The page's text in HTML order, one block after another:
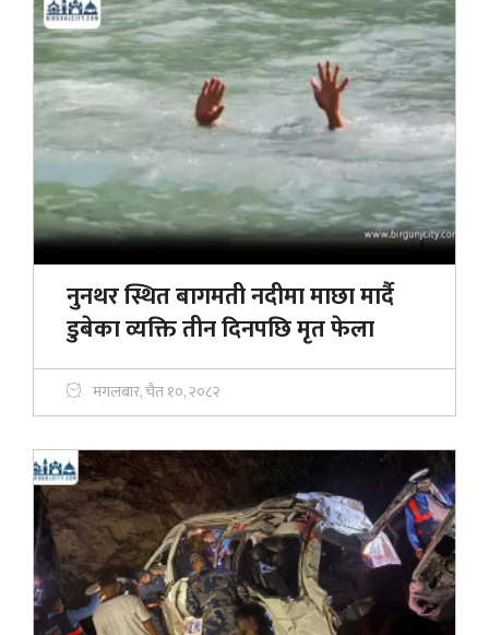
नुनथर स्थित बागमती नदीमा माछा मार्दै
डुबेका व्यक्ति तीन दिनपछि मृत फेला
मंगलबार, चैत १०, २०८२